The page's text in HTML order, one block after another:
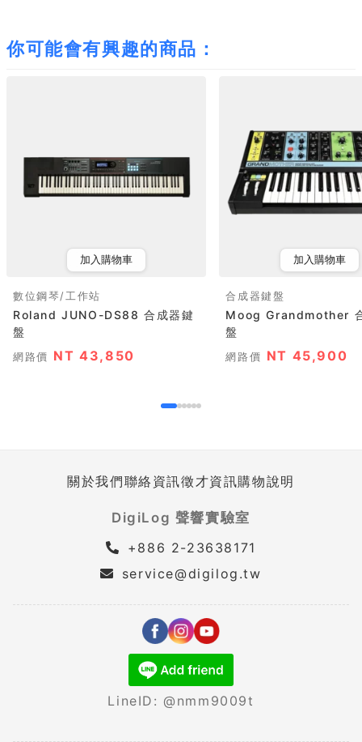
你可能會有興趣的商品：
加入購物車
數位鋼琴/工作站
Roland JUNO-DS88 合成器鍵
盤
網路價 NT 43,850
加入購物車
合成器鍵盤
Moog Grandmother
盤
網路價 NT 45,900
關於我們聯絡資訊徵才資訊購物說明
DigiLog 聲響實驗室
+886 2-23638171
service@digilog.tw
LineID: @nmm9009t